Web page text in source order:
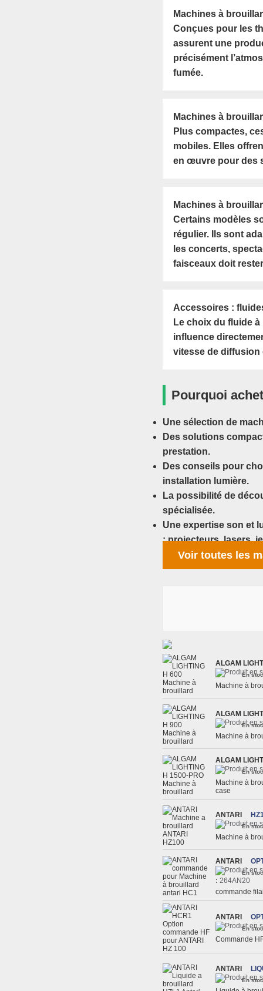
Machines à
Conçues pour les
assurent une
précisément
fumée.
Machines à
Plus compactes,
mobiles. Elles
en œuvre pour des
Machines à
Certains modèles
régulier. Ils sont
les concerts,
faisceaux doit
Accessoires :
Le choix du fluide
influence
vitesse de diffusion
Pourquoi
Une sélection de
Des solutions
prestation.
Des conseils pour
installation lumière.
La possibilité de
spécialisée.
Une expertise son et
: projecteurs, lasers,
Voir toutes les
ALGAM
En
Machine à
ALGAM
En
Machine à
ALGAM
En
Machine à
case
ANTARI
En
Machine à
ANTARI
En
: 264AN20
commande
ANTARI
En
Commande
ANTARI
En